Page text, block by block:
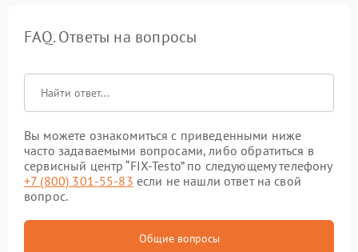
FAQ. Ответы на вопросы
Вы можете ознакомиться с приведенными ниже
часто задаваемыми вопросами, либо обратиться в
сервисный центр “FIX-Testo” по следующему телефону
+7 (800) 301-55-83 если не нашли ответ на свой
вопрос.
Общие вопросы